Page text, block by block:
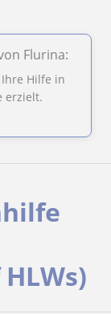
Flurina:
Hilfe in
kurzer Zeit tolle Erfolge in der Oberstufe erzielt.